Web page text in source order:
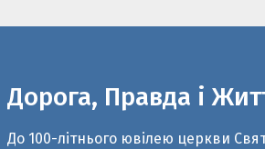
річниці виходу з підпілля о.Тарас
разом з молодим істориком Романом
Чорненьким написали сценарій до